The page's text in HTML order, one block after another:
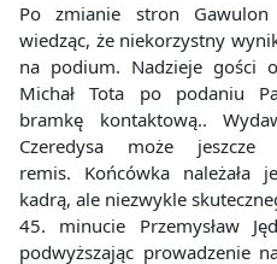
Po zmianie stron
wiedząc, że niekorzystny
na podium. Nadzieje gości
Michał Tota po podaniu
bramkę kontaktową..
Czeredysa może
remis. Końcówka należała
kadrą, ale niezwykle
45. minucie Przemysław
podwyższając prowadzenie